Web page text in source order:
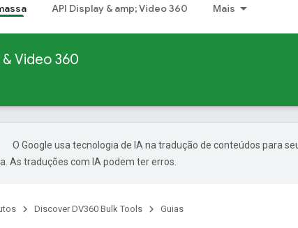
API Display & amp; Video 360 Mais
Video 360
O Google usa tecnologia de IA na tradução de conteúdos para
As traduções com IA podem ter erros.
Discover DV360 Bulk Tools Guias